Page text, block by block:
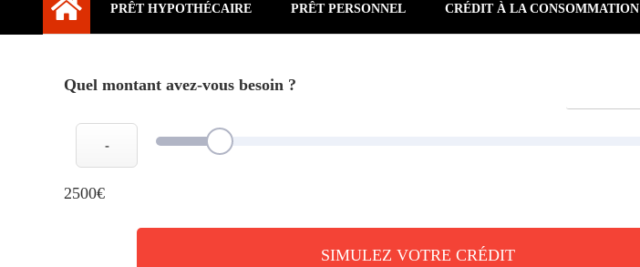
PRÊT HYPOTHÉCAIRE PRÊT PERSONNEL CRÉDIT À LA CONSOMMATION
Quel montant avez-vous besoin ?
-
2500€
SIMULEZ VOTRE CRÉDIT